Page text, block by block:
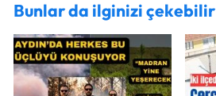
Bunlar da ilginizi çekebilir